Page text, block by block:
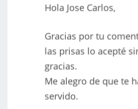
Hola Jose Carlos,
Gracias por tu
las prisas lo acepté
gracias.
Me alegro de que te
servido.